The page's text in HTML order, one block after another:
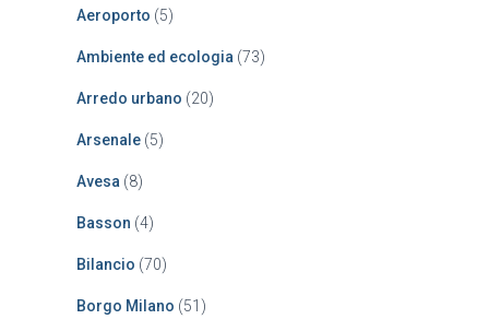
Aeroporto (5)
Ambiente ed ecologia (73)
Arredo urbano (20)
Arsenale (5)
Avesa (8)
Basson (4)
Bilancio (70)
Borgo Milano (51)